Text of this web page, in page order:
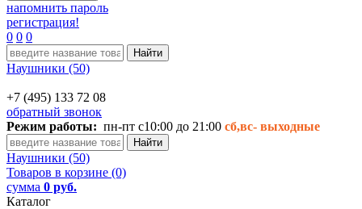
напомнить пароль
регистрация!
0 0 0
Наушники (50)
+7 (495) 133 72 08
обратный звонок
Режим работы: пн-пт с10:00 до 21:00 сб,вс- выходные
Наушники (50)
Товаров в корзине (0)
сумма 0 руб.
Каталог